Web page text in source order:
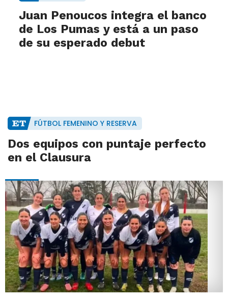
Juan Penoucos integra el banco
de Los Pumas y está a un paso
de su esperado debut
FÚTBOL FEMENINO Y RESERVA
Dos equipos con puntaje perfecto
en el Clausura